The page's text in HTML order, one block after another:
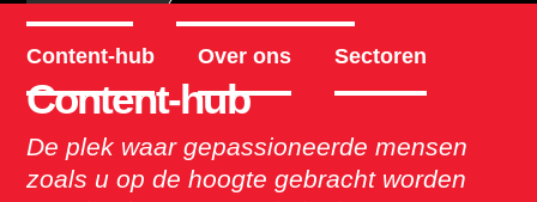
Content-hub Over ons Sectoren
Content-hub
De plek waar gepassioneerde mensen
zoals u op de hoogte gebracht worden